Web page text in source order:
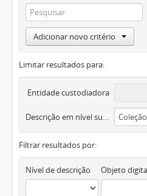
Adicionar novo critério
Limitar resultados para:
Entidade custodiadora
Descrição em nível superior
Filtrar resultados por:
Nível de descrição